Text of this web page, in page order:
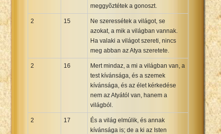
meggyõztétek a gonoszt.
2 15
Ne szeressétek a világot, se
azokat, a mik a világban vannak.
Ha valaki a világot szereti, nincs
meg abban az Atya szeretete.
2 16
Mert mindaz, a mi a világban van, a
test kívánsága, és a szemek
kívánsága, és az élet kérkedése
nem az Atyától van, hanem a
világból.
2 17
És a világ elmúlik, és annak
kívánsága is; de a ki az Isten